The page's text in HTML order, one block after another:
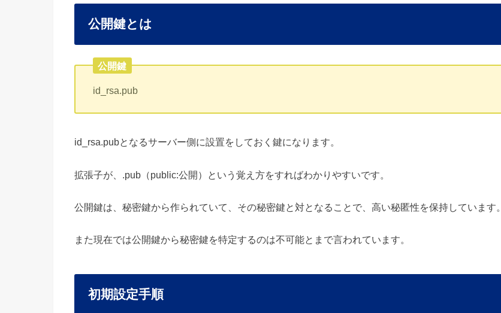
公開鍵とは
公開鍵
id_rsa.pub
id_rsa.pubとなるサーバー側に設置をしておく鍵になります。
拡張子が、.pub（public:公開）という覚え方をすればわかりやすいです。
公開鍵は、秘密鍵から作られていて、その秘密鍵と対となることで、高い秘匿性を保持しています。
また現在では公開鍵から秘密鍵を特定するのは不可能とまで言われています。
初期設定手順